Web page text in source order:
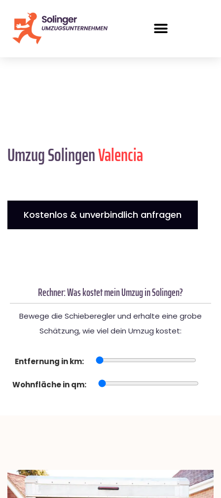
Umzug SolingenValencia
Kostenlos & unverbindlich anfragen
Rechner: Was kostet mein Umzug in Solingen?
Bewege die Schieberegler und erhalte eine grobe
Schätzung, wie viel dein Umzug kostet:
Entfernung in km:
Wohnfläche in qm: